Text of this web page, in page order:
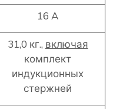
16 A
31,0 кг., включая
комплект
индукционных
стержней